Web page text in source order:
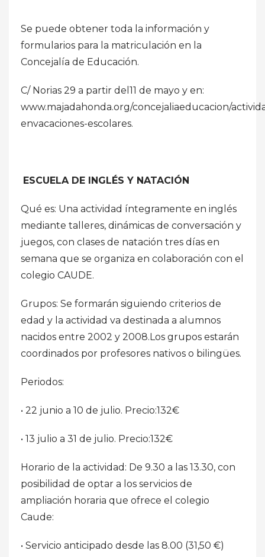
Se puede obtener toda la información y
formularios para la matriculación en la
Concejalía de Educación.
C/ Norias 29 a partir del11 de mayo y en:
www.majadahonda.org/concejaliaeducacion/
envacaciones-escolares.
ESCUELA DE INGLÉS Y NATACIÓN
Qué es: Una actividad íntegramente en inglés
mediante talleres, dinámicas de conversación y
juegos, con clases de natación tres días en
semana que se organiza en colaboración con el
colegio CAUDE.
Grupos: Se formarán siguiendo criterios de
edad y la actividad va destinada a alumnos
nacidos entre 2002 y 2008.Los grupos estarán
coordinados por profesores nativos o bilingües.
Periodos:
• 22 junio a 10 de julio. Precio:132€
• 13 julio a 31 de julio. Precio:132€
Horario de la actividad: De 9.30 a las 13.30, con
posibilidad de optar a los servicios de
ampliación horaria que ofrece el colegio
Caude:
• Servicio anticipado desde las 8.00 (31,50 €)